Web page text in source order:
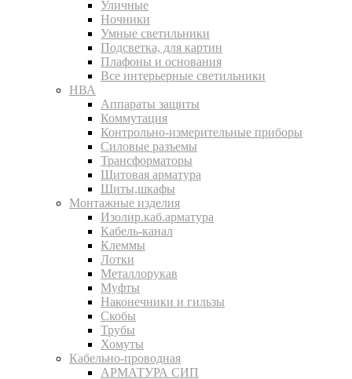
Уличные
Ночники
Умные светильники
Подсветка, для картин
Плафоны и основания
Все интерьерные светильники
НВА
Аппараты защиты
Коммутация
Контрольно-измерительные приборы
Силовые разъемы
Трансформаторы
Щитовая арматура
Щиты,шкафы
Монтажные изделия
Изолир.каб.арматура
Кабель-канал
Клеммы
Лотки
Металлорукав
Муфты
Наконечники и гильзы
Скобы
Трубы
Хомуты
Кабельно-проводная
АРМАТУРА СИП